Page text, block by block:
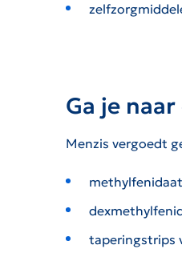
Ga je
Menzis vergoedt
taperingstrips